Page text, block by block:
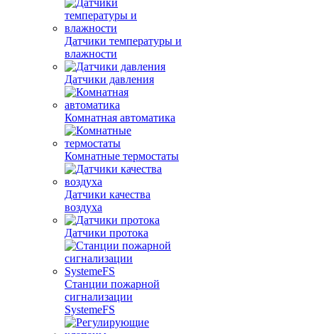
Датчики температуры и
влажности
Датчики давления
Комнатная автоматика
Комнатные термостаты
Датчики качества
воздуха
Датчики протока
Станции пожарной
сигнализации
SystemeFS